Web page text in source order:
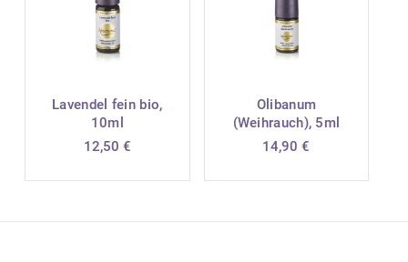
Lavendel fein bio,
10ml
12,50 €
Olibanum
(Weihrauch), 5ml
14,90€